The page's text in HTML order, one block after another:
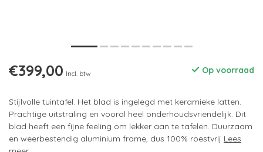
€399,00 Incl. btw Op voorraad
Stijlvolle tuintafel. Het blad is ingelegd met keramieke latten.
Prachtige uitstraling en vooral heel onderhoudsvriendelijk. Dit
blad heeft een fijne feeling om lekker aan te tafelen. Duurzaam
en weerbestendig aluminium frame, dus 100% roestvrij Lees